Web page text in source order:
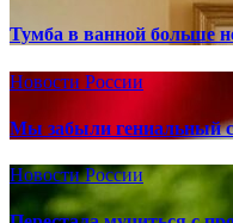
Тумба в ванной больше
Новости России
Мы забыли гениальный
Новости России